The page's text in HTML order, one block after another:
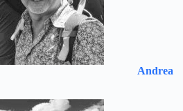
Andrea